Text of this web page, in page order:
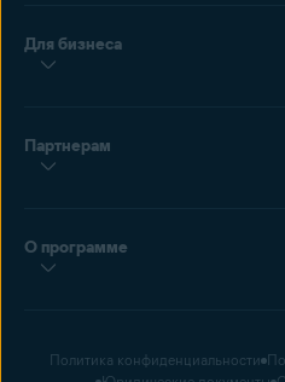
Для бизнеса
Партнерам
О программе
Политика конфиденциальности